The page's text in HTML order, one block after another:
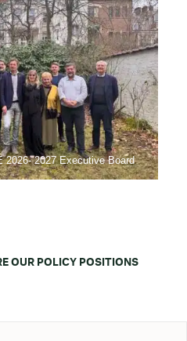
2026- 2027 Executive Board
OUR POLICY POSITIONS